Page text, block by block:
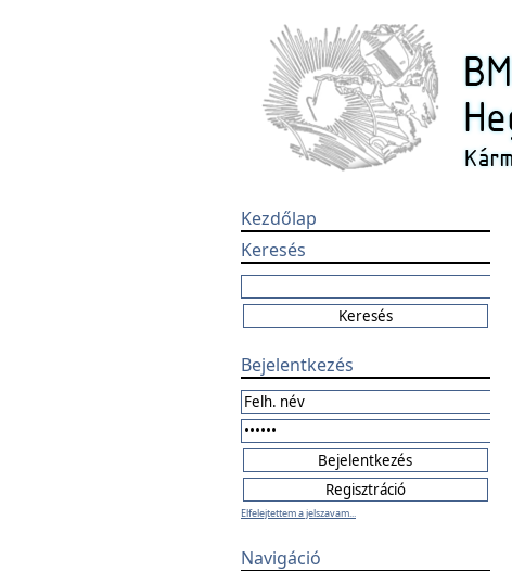
Kezdőlap
Keresés
Bejelentkezés
Elfelejtettem a jelszavam...
Navigáció